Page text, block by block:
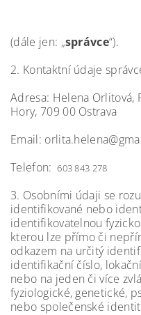
(dále jen: „správce“).
2. Kontaktní údaje
Adresa: Helena Orlitová,
Hory, 709 00 Ostrava
Email:
Telefon: 603 843 278
3. Osobními údaji se
identifikované nebo
identifikovatelnou
kterou lze přímo či
odkazem na určitý
identifikační číslo,
nebo na jeden či více
fyziologické, genetické,
nebo společenské